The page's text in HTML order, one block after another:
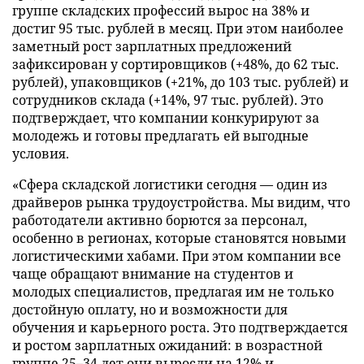
группе складских профессий вырос на 38% и
достиг 95 тыс. рублей в месяц. При этом наиболее
заметный рост зарплатных предложений
зафиксирован у сортировщиков (+48%, до 62 тыс.
рублей), упаковщиков (+21%, до 103 тыс. рублей) и
сотрудников склада (+14%, 97 тыс. рублей). Это
подтверждает, что компании конкурируют за
молодежь и готовы предлагать ей выгодные
условия.
«Сфера складской логистики сегодня — один из
драйверов рынка трудоустройства. Мы видим, что
работодатели активно борются за персонал,
особенно в регионах, которые становятся новыми
логистическими хабами. При этом компании все
чаще обращают внимание на студентов и
молодых специалистов, предлагая им не только
достойную оплату, но и возможности для
обучения и карьерного роста. Это подтверждается
и ростом зарплатных ожиданий: в возрастной